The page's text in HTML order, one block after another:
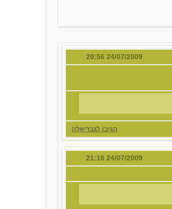
24/07/2009 20:56
הגיבו לגבריאלה
24/07/2009 21:16